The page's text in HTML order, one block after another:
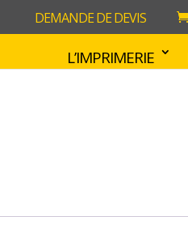
DEMANDE DE DEVIS
L’IMPRIMERIE